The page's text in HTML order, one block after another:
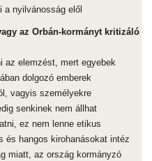
nyilvánosság elől
az Orbán-kormányt kritizáló
az elemzést, mert egyebek
dolgozó emberek
vagyis személyekre
senkinek nem állhat
ez nem lenne etikus
és hangos kirohanásokat intéz
miatt, az ország kormányzó